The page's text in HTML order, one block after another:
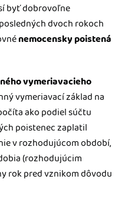
byť dobrovoľne
dvoch rokoch
nemocensky poistená
vymeriavacieho
vymeriavací základ na
ako podiel súčtu
poistenec zaplatil
v rozhodujúcom období,
(rozhodujúcim
rok pred vznikom dôvodu